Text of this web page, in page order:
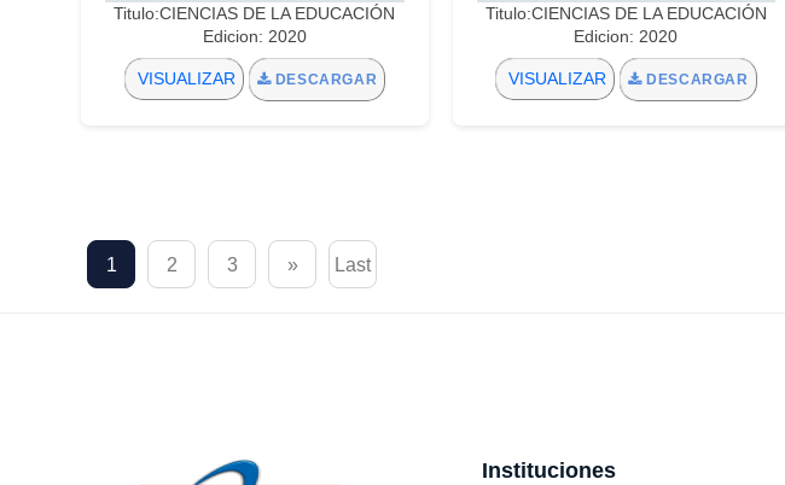
Titulo:CIENCIAS DE LA EDUCACIÓN
Edicion: 2020
VISUALIZAR DESCARGAR
Titulo:CIENCIAS DE LA EDUCACIÓN
Edicion: 2020
VISUALIZAR DESCARGAR
1 2 3 » Last
Instituciones